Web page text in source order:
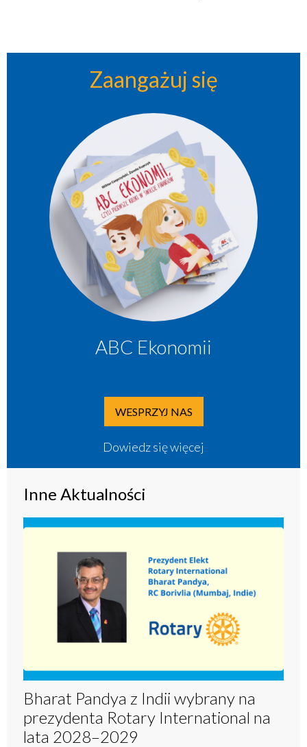
Zaangażuj się
ABC Ekonomii
WESPRZYJ NAS
Dowiedz się więcej
Inne Aktualności
Bharat Pandya z Indii wybrany na
prezydenta Rotary International na
lata 2028–2029